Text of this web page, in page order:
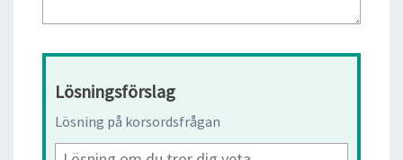
Lösningsförslag
Lösning på korsordsfrågan